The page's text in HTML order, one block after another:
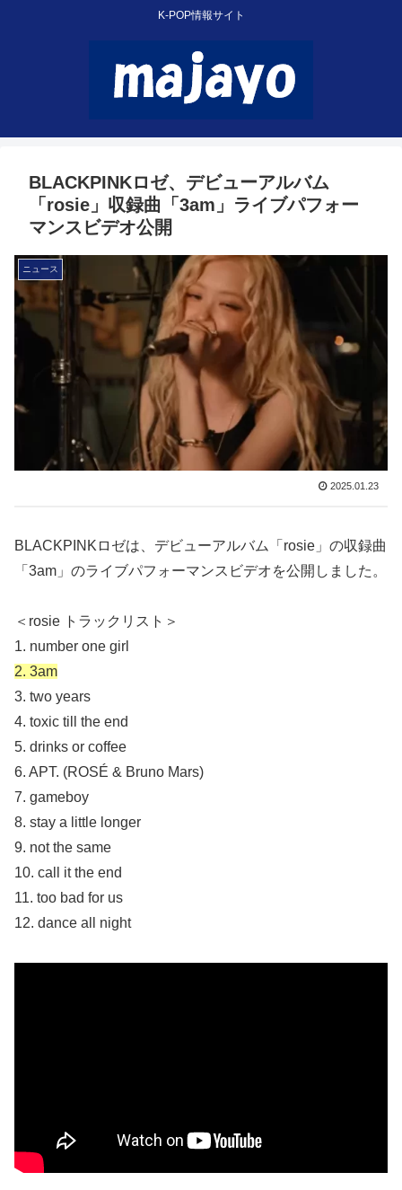
K-POP情報サイト
BLACKPINKロゼ、デビューアルバム
「rosie」収録曲「3am」ライブパフォー
マンスビデオ公開
ニュース
2025.01.23
BLACKPINKロゼは、デビューアルバム「rosie」の収録曲
「3am」のライブパフォーマンスビデオを公開しました。
＜rosie トラックリスト＞
1. number one girl
2. 3am
3. two years
4. toxic till the end
5. drinks or coffee
6. APT. (ROSÉ & Bruno Mars)
7. gameboy
8. stay a little longer
9. not the same
10. call it the end
11. too bad for us
12. dance all night